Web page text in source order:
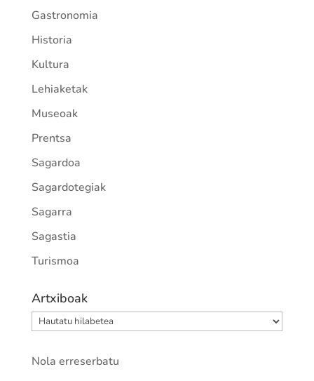
Gastronomia
Historia
Kultura
Lehiaketak
Museoak
Prentsa
Sagardoa
Sagardotegiak
Sagarra
Sagastia
Turismoa
Artxiboak
Artxiboak
Nola erreserbatu